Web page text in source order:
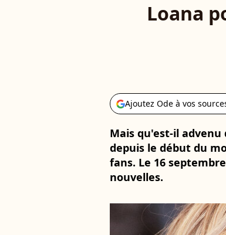
Loana
Ajoutez Ode à vos
Mais qu'est-il advenu
depuis le début du
fans. Le 16
nouvelles.